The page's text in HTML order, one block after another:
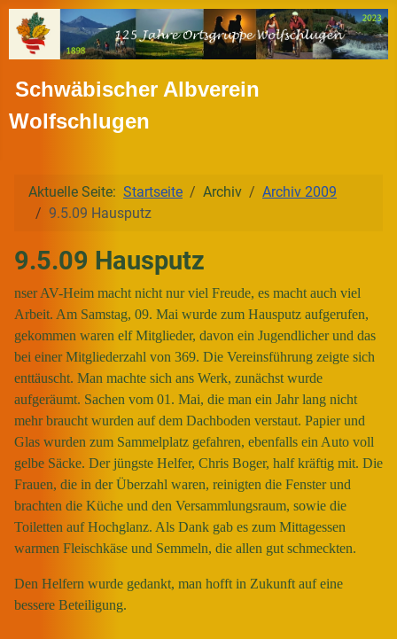
Schwäbischer Albverein
Wolfschlugen
Aktuelle Seite: Startseite Archiv
Archiv 2009
9.5.09 Hausputz
9.5.09 Hausputz
nser AV-Heim macht nicht nur viel Freude, es macht auch viel
Arbeit. Am Samstag, 09. Mai wurde zum Hausputz aufgerufen,
gekommen waren elf Mitglieder, davon ein Jugendlicher und das
bei einer Mitgliederzahl von 369. Die Vereinsführung zeigte sich
enttäuscht. Man machte sich ans Werk, zunächst wurde
aufgeräumt. Sachen vom 01. Mai, die man ein Jahr lang nicht
mehr braucht wurden auf dem Dachboden verstaut. Papier und
Glas wurden zum Sammelplatz gefahren, ebenfalls ein Auto voll
gelbe Säcke. Der jüngste Helfer, Chris Boger, half kräftig mit. Die
Frauen, die in der Überzahl waren, reinigten die Fenster und
brachten die Küche und den Versammlungsraum, sowie die
Toiletten auf Hochglanz. Als Dank gab es zum Mittagessen
warmen Fleischkäse und Semmeln, die allen gut schmeckten.
Den Helfern wurde gedankt, man hofft in Zukunft auf eine
bessere Beteiligung.